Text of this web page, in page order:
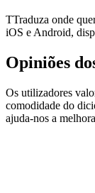
TTraduza onde
iOS e Android,
Opiniões
Os utilizadores
comodidade do
ajuda-nos a